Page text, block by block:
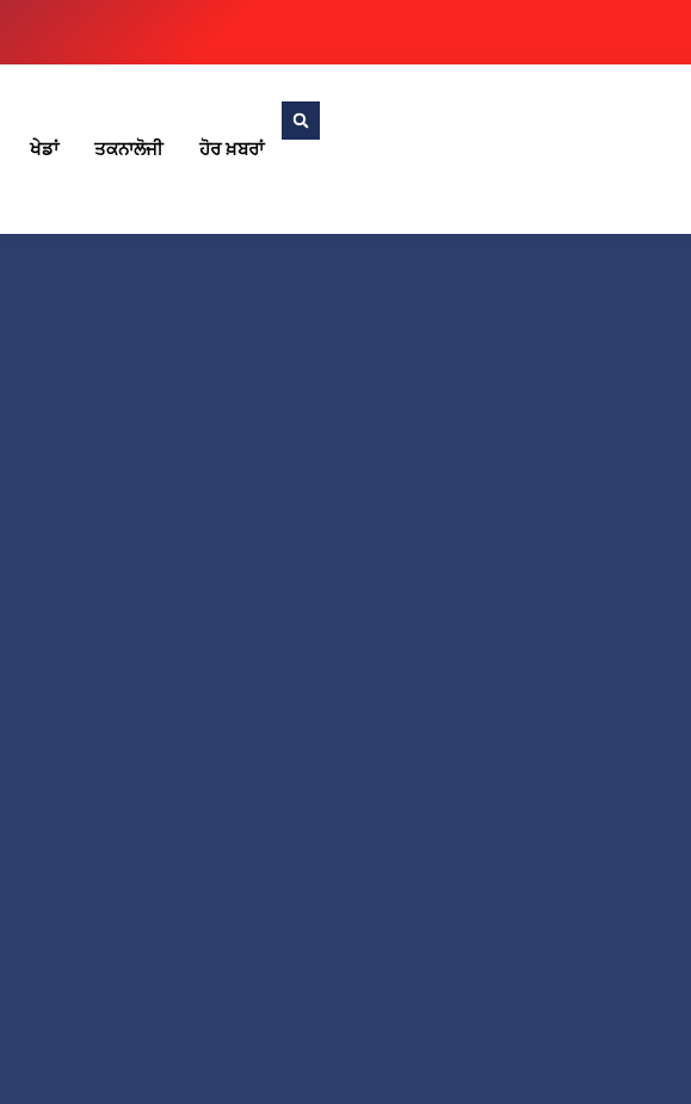
ਖੇਡਾਂ ਤਕਨਾਲੋਜੀ ਹੋਰ ਖ਼ਬਰਾਂ